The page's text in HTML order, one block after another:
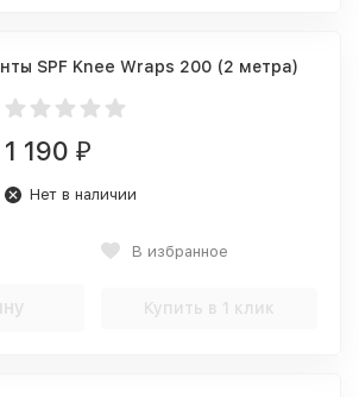
SPF Knee Wraps 200 (2 метра)
1 190 ₽
Нет в наличии
В избранное
Купить в 1 клик